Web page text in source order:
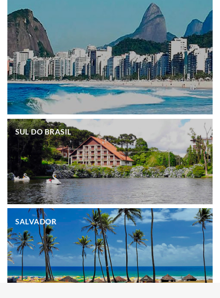
.
SUL DO BRASIL
SALVADOR